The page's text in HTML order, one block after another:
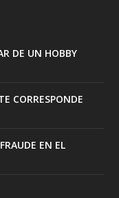
DE UN HOBBY
CORRESPONDE
EN EL